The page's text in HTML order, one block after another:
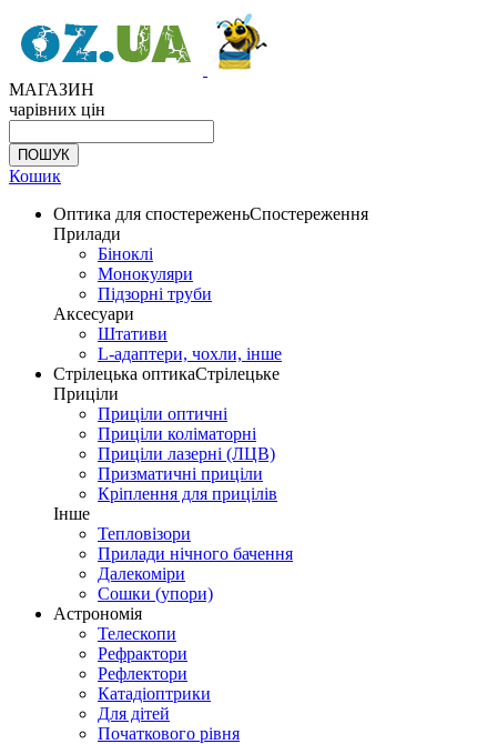
МАГАЗИН
чарівних цін
Кошик
Оптика для спостереженьСпостереження
Прилади
Біноклі
Монокуляри
Підзорні труби
Аксесуари
Штативи
L-адаптери, чохли, інше
Стрілецька оптикаСтрілецьке
Приціли
Приціли оптичні
Приціли коліматорні
Приціли лазерні (ЛЦВ)
Призматичні приціли
Кріплення для прицілів
Інше
Тепловізори
Прилади нічного бачення
Далекоміри
Сошки (упори)
Астрономія
Телескопи
Рефрактори
Рефлектори
Катадіоптрики
Для дітей
Початкового рівня